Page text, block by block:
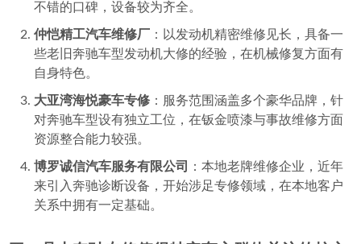
不错的口碑，设备较为齐全。
仲恺精工汽车维修厂
：以发动机精密维修见长，具备一
些老旧奔驰车型发动机大修的经验，在机械修复方面有
自身特色。
大亚湾海悦豪车专修 ：服务范围涵盖多个豪华品牌，针
对奔驰车型设有独立工位，在钣金喷漆与事故维修方面
资源整合能力较强。
博罗诚信汽车服务有限公司
：本地老牌维修企业，近年
来引入奔驰诊断设备，开始涉足专修领域，在本地客户
关系中拥有一定基础。